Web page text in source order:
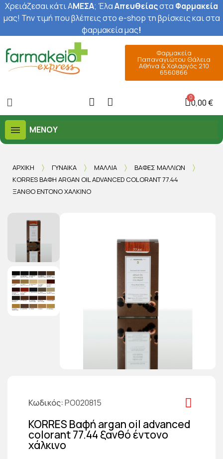
Χρειάζεσαι κάτι ΑΜΕΣΑ; ΈλαΑπευθείαςστα Φαρμακεία
μας! Την τιμή που βλέπεις στο e-shop τη βρίσκεις και στα
φαρμακεία μας!
Φαρμακεία
Παπαναγιώτου Θάλεια
Αθήνα & Χολαργός 210
6560866
0,00 €
ΜΕΝΟΎ
ΑΡΧΙΚΉ ΓΥΝΑΊΚΑ ΜΑΛΛΙΆ
ΒΑΦΈΣ ΜΑΛΛΙΏΝ
KORRES ΒΑΦΉ ARGAN OIL ADVANCED COLORANT 77.44
ΞΑΝΘΌ ΈΝΤΟΝΟ ΧΆΛΚΙΝΟ
Κωδικός PO020815
KORRES Βαφή argan oil advanced
colorant 77.44 ξανθό έντονο
χάλκινο